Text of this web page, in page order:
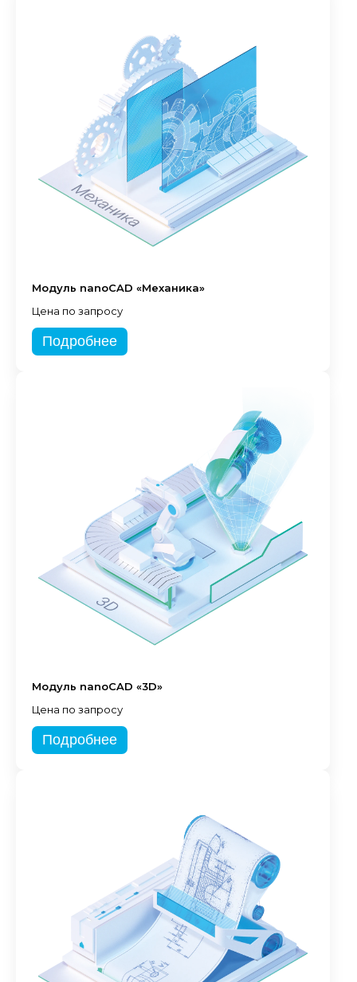
Модуль nanoCAD «Механика»
Цена по запросу
Подробнее
Модуль nanoCAD «3D»
Цена по запросу
Подробнее